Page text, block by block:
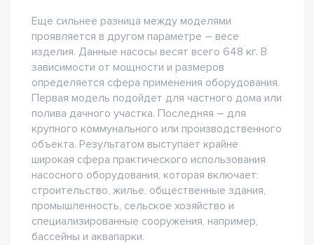
Еще сильнее разница между моделями
проявляется в другом параметре – весе
изделия. Данные насосы весят всего 648 кг. В
зависимости от мощности и размеров
определяется сфера применения оборудования.
Первая модель подойдет для частного дома или
полива дачного участка. Последняя – для
крупного коммунального или производственного
объекта. Результатом выступает крайне
широкая сфера практического использования
насосного оборудования, которая включает:
строительство, жилье, общественные здания,
промышленность, сельское хозяйство и
специализированные сооружения, например,
бассейны и аквапарки.